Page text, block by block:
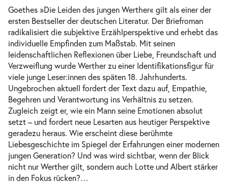
Werther & Lotte & Albert-
Mi.
16.12.2026
Mi. 16.12.2026
10:30 Uhr
Tickets
Werther & Lotte & Albert-
Fr.
18.12.2026
Fr. 18.12.2026
19:30 Uhr
Tickets
Goethes »Die Leiden des jungen Werther« gilt als einer der
ersten Bestseller der deutschen Literatur. Der Briefroman
radikalisiert die subjektive Erzählperspektive und erhebt das
individuelle Empfinden zum Maßstab. Mit seinen
leidenschaftlichen Reflexionen über Liebe, Freundschaft und
Verzweiflung wurde Werther zu einer Identifikationsfigur für
viele junge Leser:innen des späten 18. Jahrhunderts.
Ungebrochen aktuell fordert der Text dazu auf, Empathie,
Begehren und Verantwortung ins Verhältnis zu setzen.
Zugleich zeigt er, wie ein Mann seine Emotionen absolut
setzt – und fordert neue Lesarten aus heutiger Perspektive
geradezu heraus. Wie erscheint diese berühmte
Liebesgeschichte im Spiegel der Erfahrungen einer modernen
jungen Generation? Und was wird sichtbar, wenn der Blick
nicht nur Werther gilt, sondern auch Lotte und Albert stärker
in den Fokus rücken?…